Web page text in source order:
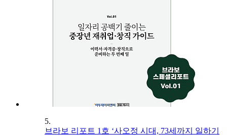
5.
브라보 리포트 1호 ‘사오정 시대, 73세까지 일하기